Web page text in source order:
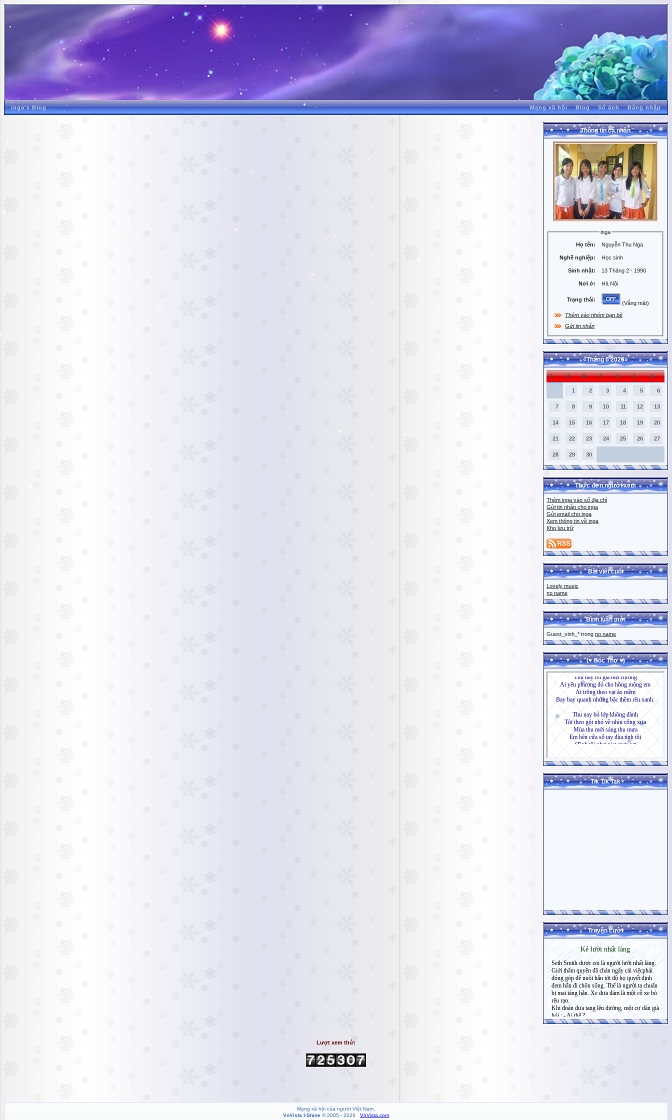
inga's Blog Mạng xã hội Blog Sổ ảnh Đăng nhập
Thông tin cá nhân
inga
Họ tên: Nguyễn Thu Nga
Nghề nghiệp: Học sinh
Sinh nhật: 13 Tháng 2 - 1990
Nơi ở: Hà Nội
Trạng thái:
(Vắng mặt)
Thêm vào nhóm bạn bè
Gửi tin nhắn
«Tháng 6 2026»
C H B T N S B
1 2 3 4 5 6
7 8 9 10 11 12 13
14 15 16 17 18 19 20
21 22 23 24 25 26 27
28 29 30
Thực đơn người xem
Thêm inga vào sổ địa chỉ
Gửi tin nhắn cho inga
Gửi email cho inga
Xem thông tin về inga
Kho lưu trữ
Bài viết cuối
Lovely music
no name
Bình luận mới
Guest_vinh_* trong no name
(♥ Góc Thơ ♥)
Tik Tik Tak
Truyện cười
Lượt xem thứ:
Mạng xã hội của người Việt Nam.
VnVista I-Shine © 2005 - 2026 VnVista.com